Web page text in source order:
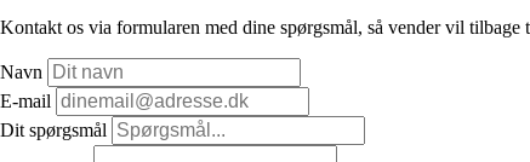
Kontakt os via formularen med dine spørgsmål, så vender vil tilbage
Navn
E-mail
Dit spørgsmål